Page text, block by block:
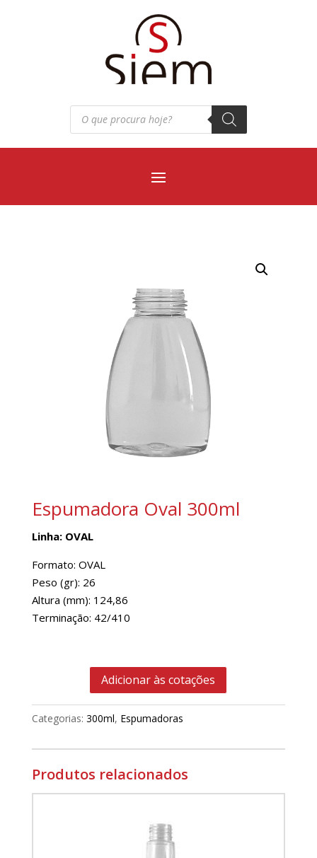
Pesquisar
produtos
Espumadora Oval 300ml
Linha: OVAL
Formato: OVAL
Peso (gr): 26
Altura (mm): 124,86
Terminação: 42/410
Adicionar às cotações
Categorias: 300ml, Espumadoras
Produtos relacionados